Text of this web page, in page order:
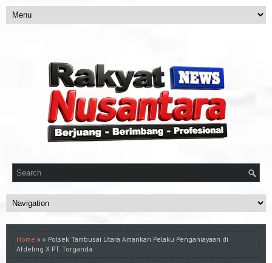
Home » » Polsek Tambusai Utara Amankan Pelaku Penganiayaan di
Afdeling X PT. Torganda